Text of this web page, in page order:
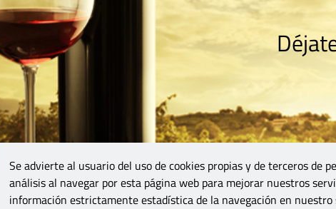
Se advierte al usuario del uso de cookies propias y de terceros de
análisis al navegar por esta página web para mejorar nuestros
información estrictamente estadística de la navegación en nuestro